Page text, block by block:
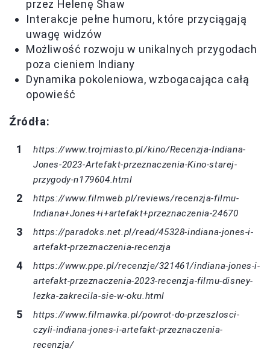
przez Helenę Shaw
Interakcje pełne humoru, które przyciągają
uwagę widzów
Możliwość rozwoju w unikalnych przygodach
poza cieniem Indiany
Dynamika pokoleniowa, wzbogacająca całą
opowieść
Źródła:
https://www.trojmiasto.pl/kino/Recenzja-Indiana-
Jones-2023-Artefakt-przeznaczenia-Kino-starej-
przygody-n179604.html
https://www.filmweb.pl/reviews/recenzja-filmu-
Indiana+Jones+i+artefakt+przeznaczenia-24670
https://paradoks.net.pl/read/45328-indiana-jones-i-
artefakt-przeznaczenia-recenzja
https://www.ppe.pl/recenzje/321461/indiana-jones-i-
artefakt-przeznaczenia-2023-recenzja-filmu-disney-
lezka-zakrecila-sie-w-oku.html
https://www.filmawka.pl/powrot-do-przeszlosci-
czyli-indiana-jones-i-artefakt-przeznaczenia-
recenzja/